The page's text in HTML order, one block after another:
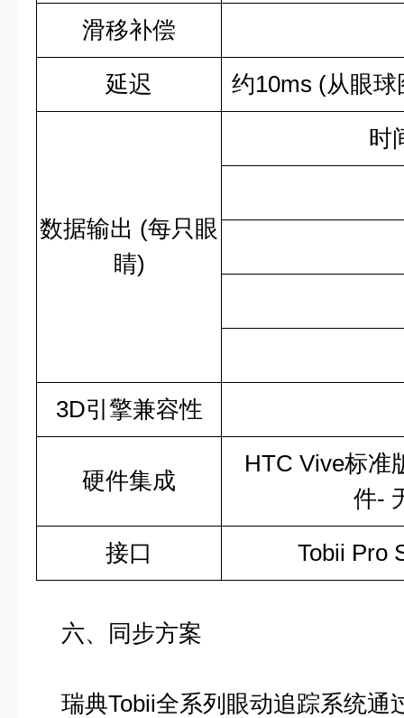
滑移补偿
延迟
约10ms (从眼球
数据输出 (每只眼
睛)
时
3D引擎兼容性
硬件集成
HTC Vive标准
件-
接口
Tobii Pro
六、同步方案
瑞典Tobii全系列眼动追踪系统通